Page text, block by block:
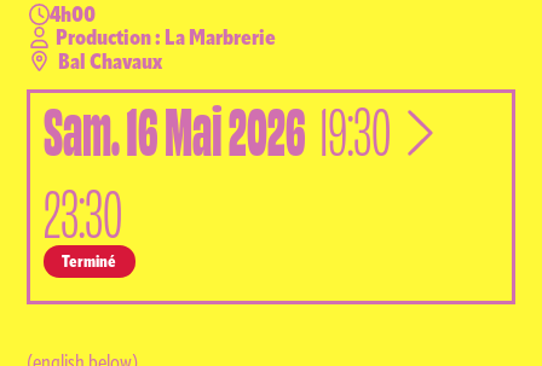
4h00
Production : La Marbrerie
Bal Chavaux
Sam.16Mai2026 19:30 à
23:30
Terminé